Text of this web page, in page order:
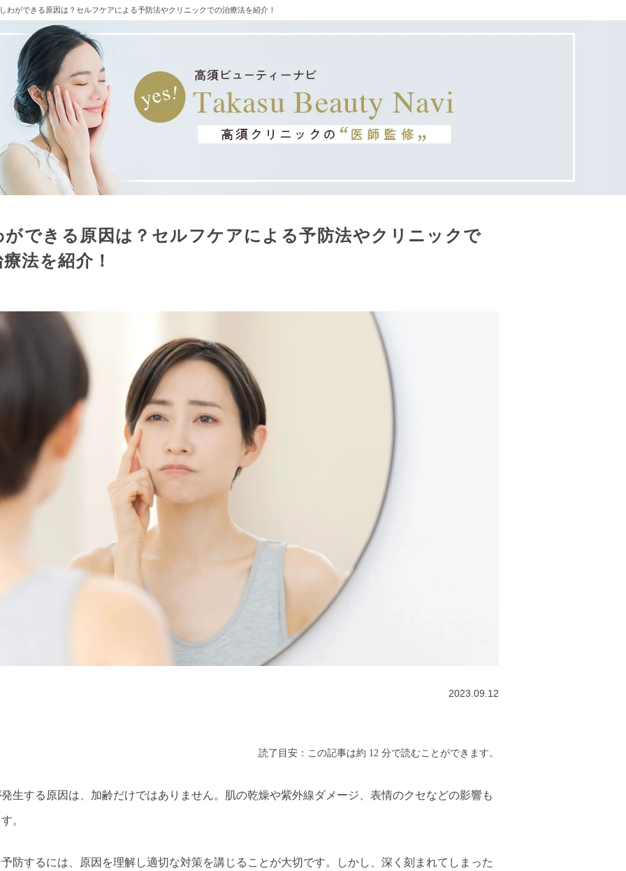
しわができる原因は？セルフケアによる予防法やクリニックでの治療法を紹介！
ができる原因は？セルフケアによる予防法やクリニックで
法を紹介！
2023.09.12
読了目安：この記事は約 12 分で読むことができます。
生する原因は、加齢だけではありません。肌の乾燥や紫外線ダメージ、表情のクセなどの影響も
。
防するには、原因を理解し適切な対策を講じることが大切です。しかし、深く刻まれてしまった